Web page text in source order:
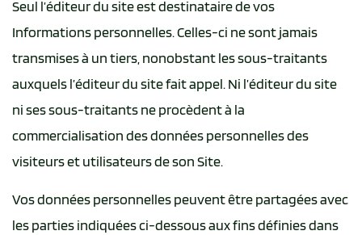
Seul l’éditeur du site est destinataire de vos
Informations personnelles. Celles-ci ne sont jamais
transmises à un tiers, nonobstant les sous-traitants
auxquels l’éditeur du site fait appel. Ni l’éditeur du site
ni ses sous-traitants ne procèdent à la
commercialisation des données personnelles des
visiteurs et utilisateurs de son Site.
Vos données personnelles peuvent être partagées avec
les parties indiquées ci-dessous aux fins définies dans